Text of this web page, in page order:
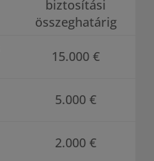
biztosítási
összeghatárig
15.000 €
5.000 €
2.000 €